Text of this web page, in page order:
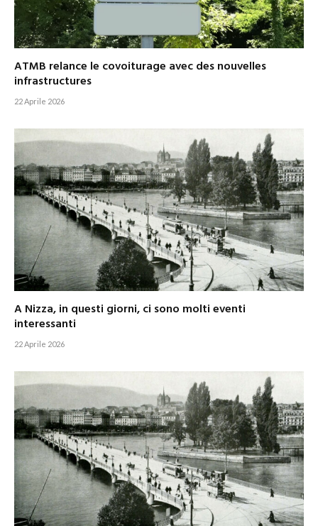
ATMB relance le covoiturage avec des nouvelles
infrastructures
22 Aprile 2026
A Nizza, in questi giorni, ci sono molti eventi
interessanti
22 Aprile 2026